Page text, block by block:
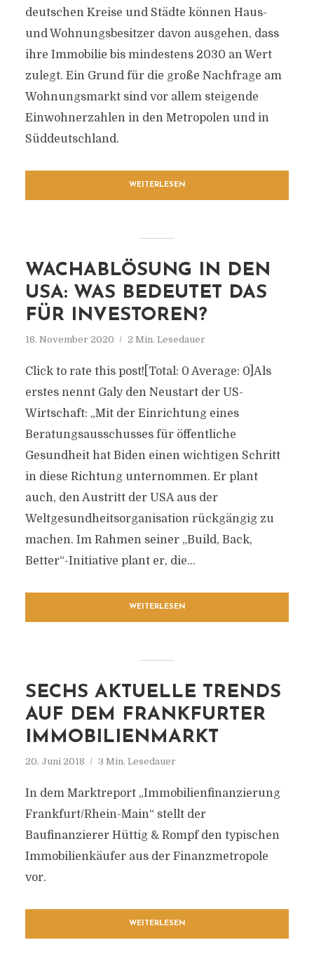
deutschen Kreise und Städte können Haus-
und Wohnungsbesitzer davon ausgehen, dass
ihre Immobilie bis mindestens 2030 an Wert
zulegt. Ein Grund für die große Nachfrage am
Wohnungsmarkt sind vor allem steigende
Einwohnerzahlen in den Metropolen und in
Süddeutschland.
WEITERLESEN
WACHABLÖSUNG IN DEN
USA: WAS BEDEUTET DAS
FÜR INVESTOREN?
18. November 2020 2 Min. Lesedauer
Click to rate this post![Total: 0 Average: 0]Als
erstes nennt Galy den Neustart der US-
Wirtschaft: „Mit der Einrichtung eines
Beratungsausschusses für öffentliche
Gesundheit hat Biden einen wichtigen Schritt
in diese Richtung unternommen. Er plant
auch, den Austritt der USA aus der
Weltgesundheitsorganisation rückgängig zu
machen. Im Rahmen seiner „Build, Back,
Better“-Initiative plant er, die...
WEITERLESEN
SECHS AKTUELLE TRENDS
AUF DEM FRANKFURTER
IMMOBILIENMARKT
20. Juni 2018 3 Min. Lesedauer
In dem Marktreport „Immobilienfinanzierung
Frankfurt/Rhein-Main“ stellt der
Baufinanzierer Hüttig & Rompf den typischen
Immobilienkäufer aus der Finanzmetropole
vor.
WEITERLESEN